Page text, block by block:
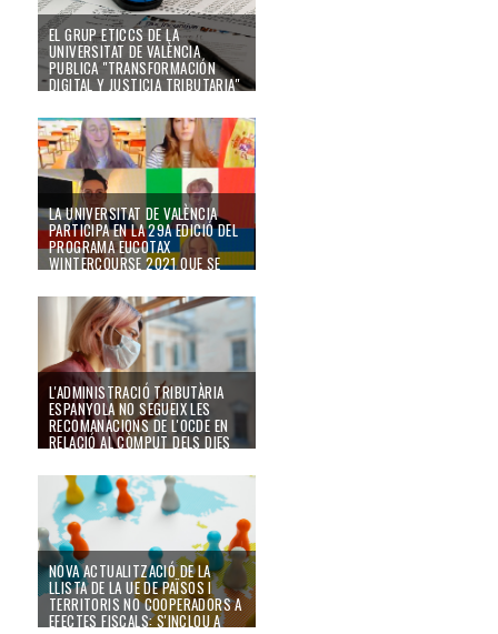
EL GRUP ETICCS DE LA
UNIVERSITAT DE VALÈNCIA
PUBLICA "TRANSFORMACIÓN
DIGITAL Y JUSTICIA TRIBUTARIA"
LA UNIVERSITAT DE VALÈNCIA
PARTICIPA EN LA 29A EDICIÓ DEL
PROGRAMA EUCOTAX
WINTERCOURSE 2021 QUE SE
21/04/21
L'ADMINISTRACIÓ TRIBUTÀRIA
ESPANYOLA NO SEGUEIX LES
RECOMANACIONS DE L'OCDE EN
RELACIÓ AL CÒMPUT DELS DIES
TERRITORI ESPANYOL COM A
CONSEQÜÈNCIA DEL
CONFINAMENT FORÇÓS PEL
COVID-19
10/04/21
NOVA ACTUALITZACIÓ DE LA
LLISTA DE LA UE DE PAÏSOS I
TERRITORIS NO COOPERADORS A
EFECTES FISCALS: S'INCLOU A